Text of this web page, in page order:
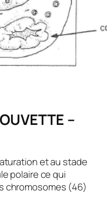
–
et au stade
polaire ce qui
chromosomes (46)